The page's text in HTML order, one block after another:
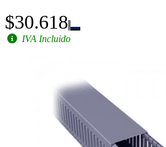
$30.618
IVA Incluido